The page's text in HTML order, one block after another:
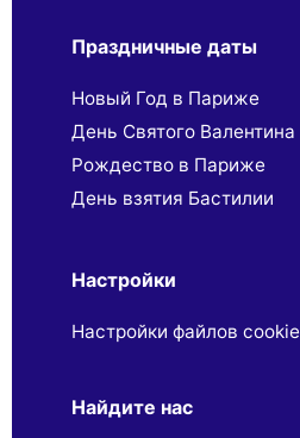
Праздничные даты
Новый Год в Париже
День Святого Валентина
Рождество в Париже
День взятия Бастилии
Настройки
Настройки файлов cookie
Найдите нас